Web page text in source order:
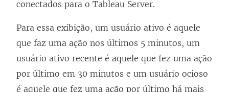
conectados para o Tableau Server.
Para essa exibição, um usuário ativo é aquele
que faz uma ação nos últimos 5 minutos, um
usuário ativo recente é aquele que fez uma ação
por último em 30 minutos e um usuário ocioso
é aquele que fez uma ação por último há mais